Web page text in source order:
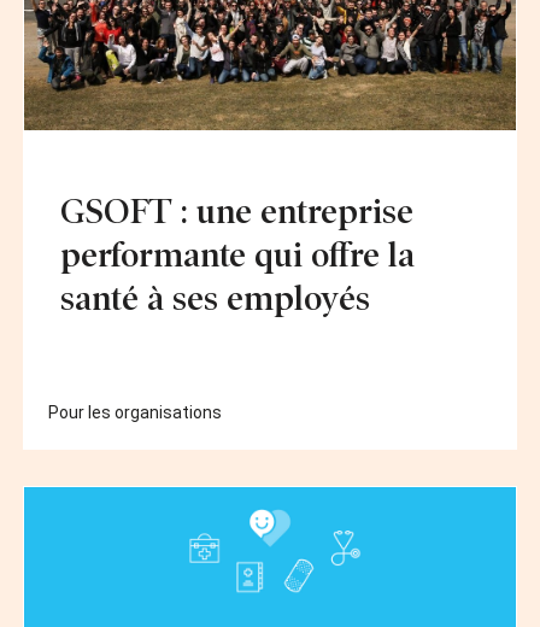
GSOFT : une entreprise
performante qui offre la
santé à ses employés
Pour les organisations